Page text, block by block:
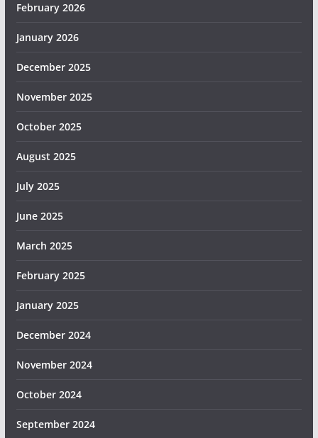
February 2026
January 2026
December 2025
November 2025
October 2025
August 2025
July 2025
June 2025
March 2025
February 2025
January 2025
December 2024
November 2024
October 2024
September 2024